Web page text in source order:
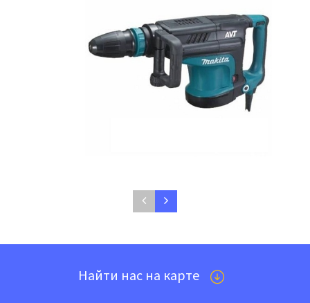
Аренда Отбойный молоток Makita
HM1213C 25,5Дж
Найти нас на карте